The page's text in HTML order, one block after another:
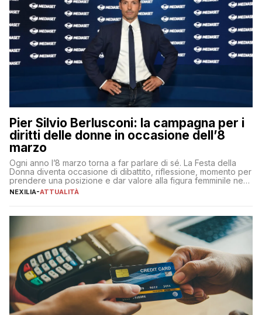
Pier Silvio Berlusconi: la campagna per i
diritti delle donne in occasione dell’8
marzo
Ogni anno l’8 marzo torna a far parlare di sé. La Festa della
Donna diventa occasione di dibattito, riflessione, momento per
prendere una posizione e dar valore alla figura femminile nella
sua complessità e crucialità. A lanciare un messaggio “forte e
NEXILIA-ATTUALITÀ